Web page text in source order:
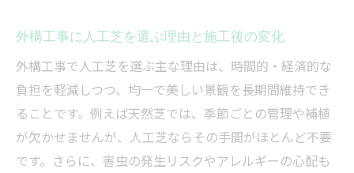
つくば市の外構工事で人工芝を選ぶ際の判
断基準
外構工事の人工芝施工事例から学ぶ失敗し
ない選択
人工芝外構工事の見積もり比較で注目すべ
き項目
外構工事に人工芝を選ぶ理由と施工後の変化
外構工事で人工芝を選ぶ主な理由は、時間的・経済的な
負担を軽減しつつ、均一で美しい景観を長期間維持でき
ることです。例えば天然芝では、季節ごとの管理や補植
が欠かせませんが、人工芝ならその手間がほとんど不要
です。さらに、害虫の発生リスクやアレルギーの心配も